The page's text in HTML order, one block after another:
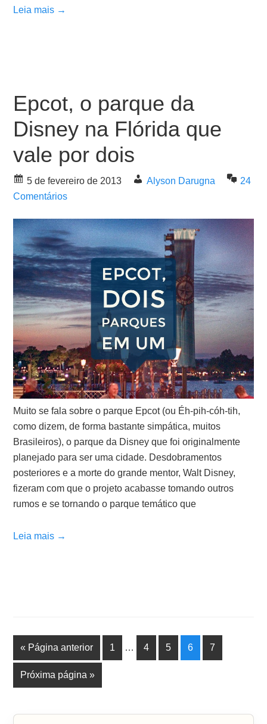
Leia mais →
Epcot, o parque da
Disney na Flórida que
vale por dois
5 de fevereiro de 2013 Alyson Darugna
24
Comentários
Muito se fala sobre o parque Epcot (ou Éh-pih-cóh-tih,
como dizem, de forma bastante simpática, muitos
Brasileiros), o parque da Disney que foi originalmente
planejado para ser uma cidade. Desdobramentos
posteriores e a morte do grande mentor, Walt Disney,
fizeram com que o projeto acabasse tomando outros
rumos e se tornando o parque temático que
Leia mais →
« Página anterior 1 … 4 5 6 7
Próxima página »